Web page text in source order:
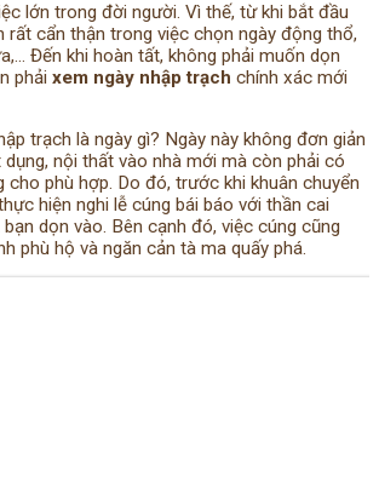
lớn trong đời người. Vì thế, từ khi bắt đầu
rất cẩn thận trong việc chọn ngày động thổ,
Đến khi hoàn tất, không phải muốn dọn
phải xem ngày nhập trạch chính xác mới
trạch là ngày gì? Ngày này không đơn giản
nội thất vào nhà mới mà còn phải có
cho phù hợp. Do đó, trước khi khuân chuyển
hiện nghi lễ cúng bái báo với thần cai
dọn vào. Bên cạnh đó, việc cúng cũng
phù hộ và ngăn cản tà ma quấy phá.